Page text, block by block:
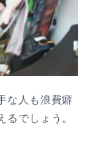
な人も浪費癖
るでしょう。